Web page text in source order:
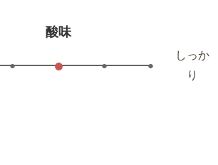
酸味
● ● ● ●
しっか
り